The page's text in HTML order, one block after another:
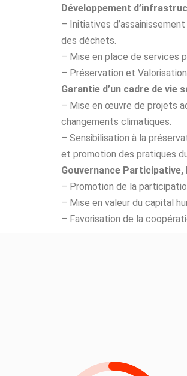
Développement
– Initiatives
des déchets.
– Mise en place de services
– Préservation et
Garantie d’un cadre de vie
– Mise en œuvre de projets
changements climatiques.
– Sensibilisation à la
et promotion des pratiques
Gouvernance Participative,
– Promotion de la
– Mise en valeur du capital
– Favorisation de la